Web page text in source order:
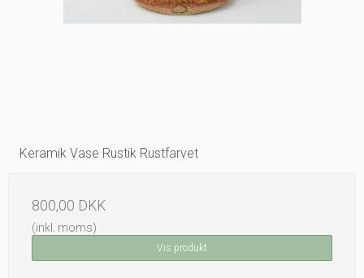
Keramik Vase Rustik Rustfarvet
800,00 DKK
(inkl. moms)
Vis produkt